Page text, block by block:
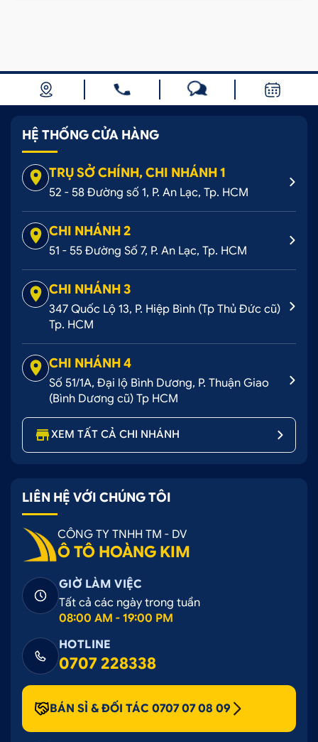
HỆ THỐNG CỬA HÀNG
TRỤ SỞ CHÍNH, CHI NHÁNH 1
52 - 58 Đường số 1, P. An Lạc, Tp. HCM
CHI NHÁNH 2
51 - 55 Đường Số 7, P. An Lạc, Tp. HCM
CHI NHÁNH 3
347 Quốc Lộ 13, P. Hiệp Bình (Tp Thủ Đức cũ)
Tp. HCM
CHI NHÁNH 4
Số 51/1A, Đại lộ Bình Dương, P. Thuận Giao
(Bình Dương cũ) Tp HCM
XEM TẤT CẢ CHI NHÁNH
LIÊN HỆ VỚI CHÚNG TÔI
CÔNG TY TNHH TM - DV
Ô TÔ HOÀNG KIM
GIỜ LÀM VIỆC
Tất cả các ngày trong tuần
08:00 AM - 19:00 PM
HOTLINE
0707 228338
BÁN SỈ & ĐỐI TÁC 0707 07 08 09